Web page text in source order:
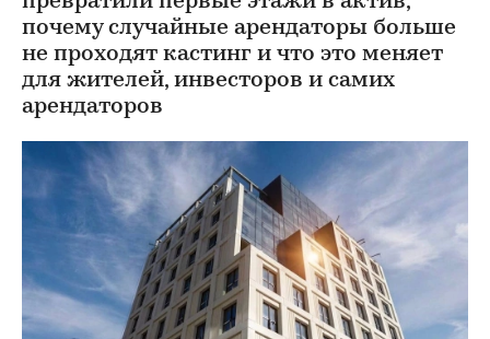
почему случайные арендаторы больше
не проходят кастинг и что это меняет
для жителей, инвесторов и самих
арендаторов